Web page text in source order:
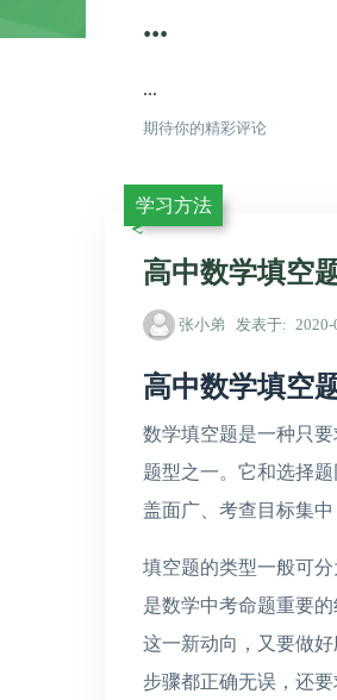
...
...
期待你的精彩评论
学习方法
高中数学填空
张小弟 发表于 2020-
高中数学填空
数学填空题是一种只
题型之一。它和选择
盖面广、考查目标集
填空题的类型一般可
是数学中考命题重要
这一新动向，又要做
步骤都正确无误，还